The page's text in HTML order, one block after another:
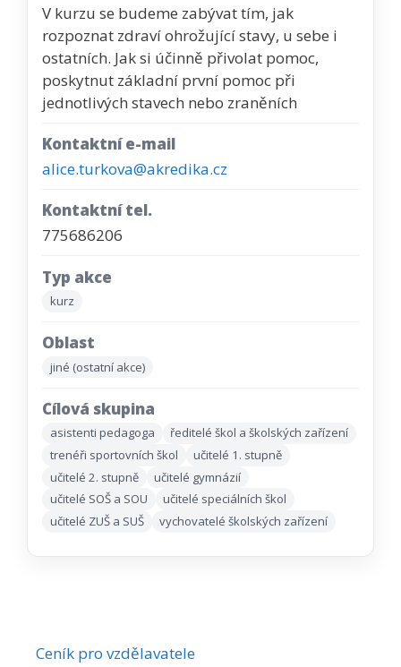
V kurzu se budeme zabývat tím, jak
rozpoznat zdraví ohrožující stavy, u sebe i
ostatních. Jak si účinně přivolat pomoc,
poskytnut základní první pomoc při
jednotlivých stavech nebo zraněních
Kontaktní e-mail
alice.turkova@akredika.cz
Kontaktní tel.
775686206
Typ akce
kurz
Oblast
jiné (ostatní akce)
Cílová skupina
asistenti pedagoga
ředitelé škol a školských zařízení
trenéři sportovních škol
učitelé 1. stupně
učitelé 2. stupně
učitelé gymnázií
učitelé SOŠ a SOU
učitelé speciálních škol
učitelé ZUŠ a SUŠ
vychovatelé školských zařízení
Ceník pro vzdělavatele